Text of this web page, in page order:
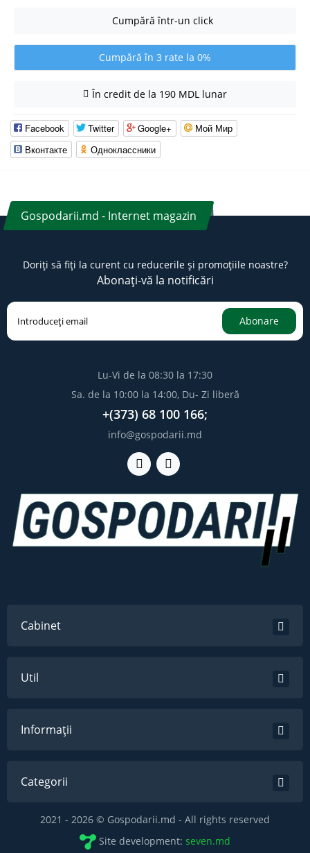
Cumpără într-un click
Cumpără în 3 rate la 0%
În credit de la 190 MDL lunar
Facebook Twitter Google+
Мой Мир
Вконтакте
Одноклассники
Gospodarii.md - Internet magazin
Doriți să fiți la curent cu reducerile și promoțiile noastre?
Abonați-vă la notificări
Abonare
Lu-Vi de la 08:30 la 17:30
Sa. de la 10:00 la 14:00, Du- Zi liberă
+(373) 68 100 166;
info@gospodarii.md
Cabinet
Util
Informații
Categorii
2021 - 2026 © Gospodarii.md - All rights reserved
Site development: seven.md